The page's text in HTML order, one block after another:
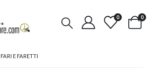
0 0
FARI E FARETTI